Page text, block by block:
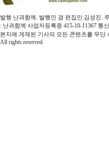
발행 난과함께. 발행인 겸 편집인:김성진.
: 난과함께 사업자등록증 415-10-11367 통
본지에 게재된 기사의 모든 콘텐츠를 무
All rights reserved.